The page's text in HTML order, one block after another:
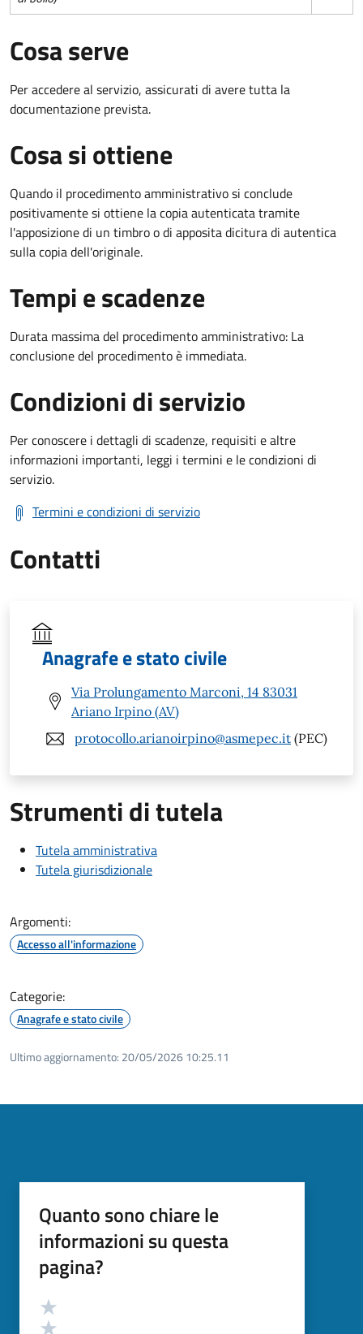
Cosa serve
Per accedere al servizio, assicurati di avere tutta la
documentazione prevista.
Cosa si ottiene
Quando il procedimento amministrativo si conclude
positivamente si ottiene la copia autenticata tramite
l'apposizione di un timbro o di apposita dicitura di autentica
sulla copia dell'originale.
Tempi e scadenze
Durata massima del procedimento amministrativo: La
conclusione del procedimento è immediata.
Condizioni di servizio
Per conoscere i dettagli di scadenze, requisiti e altre
informazioni importanti, leggi i termini e le condizioni di
servizio.
Termini e condizioni di servizio
Contatti
Anagrafe e stato civile
Via Prolungamento Marconi, 14 83031
Ariano Irpino (AV)
protocollo.arianoirpino@asmepec.it (PEC)
Strumenti di tutela
Tutela amministrativa
Tutela giurisdizionale
Argomenti:
Accesso all'informazione
Categorie:
Anagrafe e stato civile
Ultimo aggiornamento: 20/05/2026 10:25.11
Quanto sono chiare le
informazioni su questa
pagina?
Valutazione